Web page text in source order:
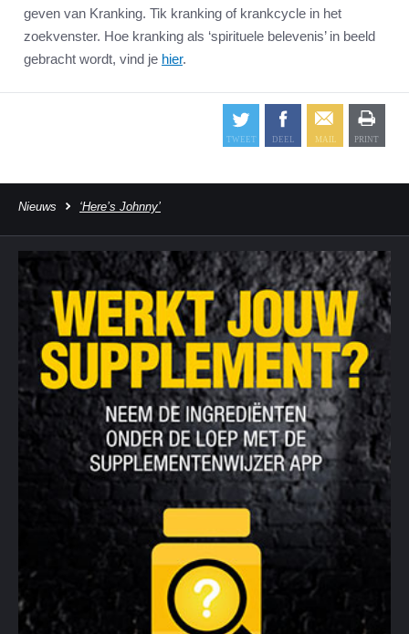
geven van Kranking. Tik kranking of krankcycle in het
zoekvenster. Hoe kranking als ‘spirituele belevenis’ in beeld
gebracht wordt, vind je hier.
Nieuws ‘Here’s Johnny’